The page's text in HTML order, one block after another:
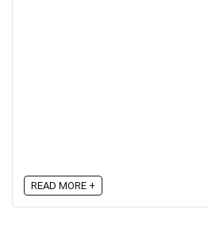
READ MORE +